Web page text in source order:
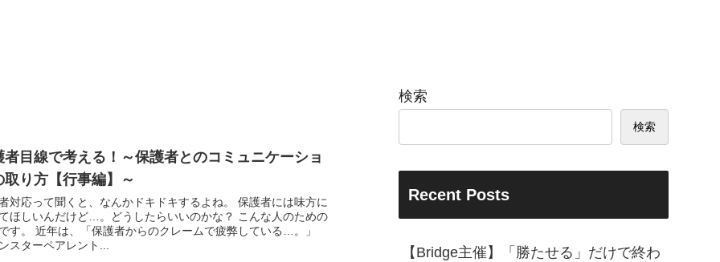
者目線で考える！～保護者とのコミュニケーショ
取り方【行事編】～
対応って聞くと、なんかドキドキするよね。 保護者には味方に
ほしいんだけど…。どうしたらいいのかな？ こんな人のための
す。 近年は、「保護者からのクレームで疲弊している…。」
ンスターペアレント...
検索
検索
Recent Posts
【Bridge主催】「勝たせる」だけで終わ